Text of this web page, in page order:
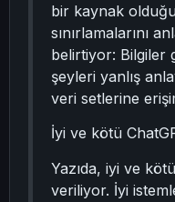
bir kaynak
sınırlamalarını
belirtiyor: Bilgiler
şeyleri yanlış
veri setlerine
İyi ve kötü
Yazıda, iyi ve
veriliyor. İyi